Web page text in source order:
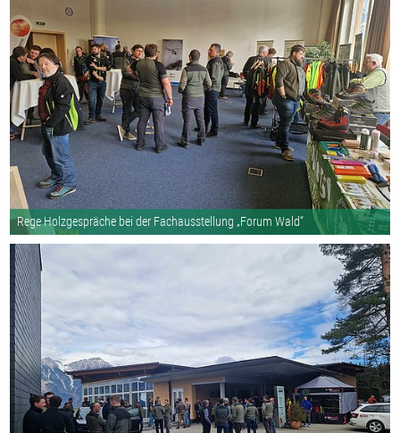
Rege Holzgespräche bei der Fachausstellung „Forum Wald“